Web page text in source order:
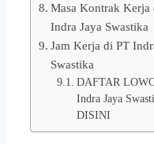
Masa Kontrak Kerja
Indra Jaya Swastika
Jam Kerja di PT
Swastika
DAFTAR
Indra Jaya
DISINI